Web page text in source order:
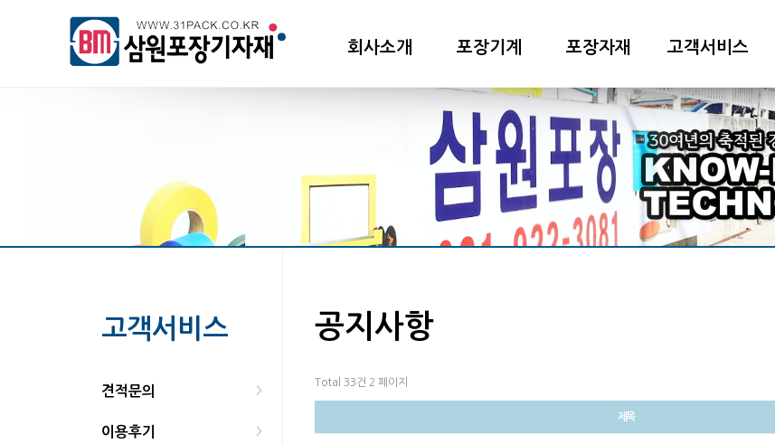
회사소개 포장기계 포장자재 고객서비스
고객서비스
견적문의 >
이용후기 >
공지사항
Total 33건 2 페이지
제목